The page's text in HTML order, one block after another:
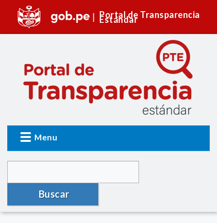
Portal de Transparencia
Estándar
Menu
Buscar